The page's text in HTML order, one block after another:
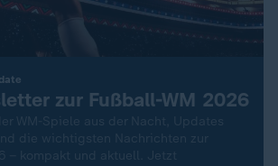
zur Fußball-WM 2026
WM-Spiele aus der Nacht, Updates
die wichtigsten Nachrichten zur
– kompakt und aktuell. Jetzt